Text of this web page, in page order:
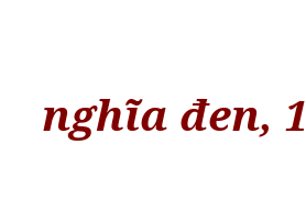
nghĩa đen, 1